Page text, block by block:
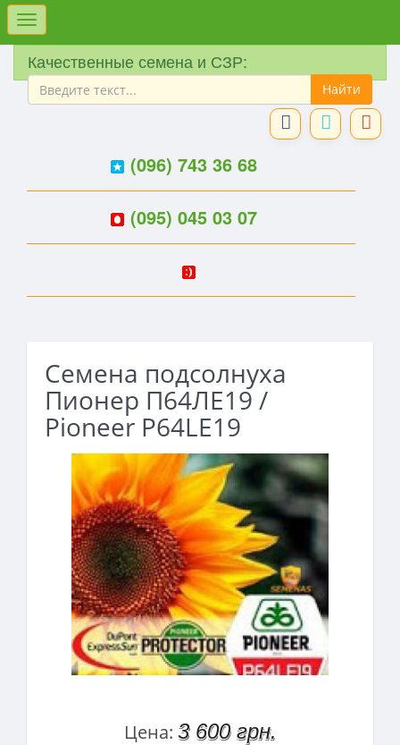
Меню
Качественные семена и СЗР:
(096) 743 36 68
(095) 045 03 07
Семена подсолнуха
Пионер П64ЛЕ19 /
Pioneer P64LE19
Цена: 3 600 грн.